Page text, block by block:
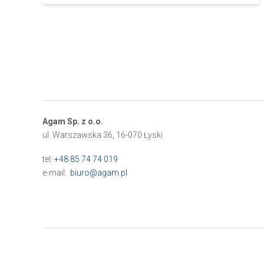
Agam Sp. z o.o.
ul. Warszawska 36, 16-070 Łyski
tel: +48 85 74 74 019
e-mail: biuro@agam.pl